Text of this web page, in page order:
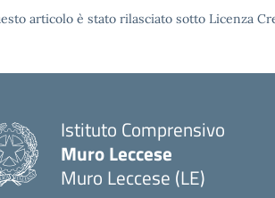
articolo è stato rilasciato sotto Licenza
Istituto Comprensivo
Muro Leccese
Muro Leccese (LE)